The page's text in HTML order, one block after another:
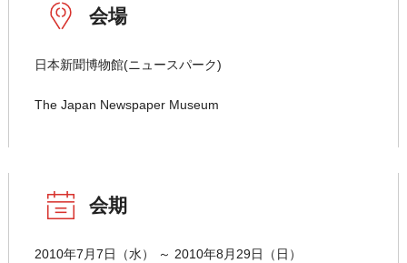
会場
日本新聞博物館(ニュースパーク)
The Japan Newspaper Museum
会期
2010年7月7日（水） ～ 2010年8月29日（日）